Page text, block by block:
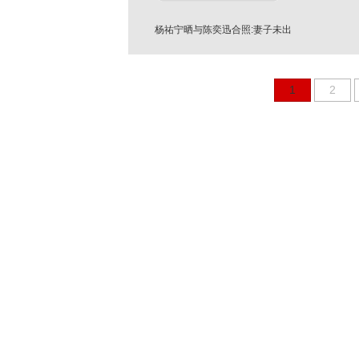
杨祐宁晒与陈奕迅合照:妻子未出
1 2